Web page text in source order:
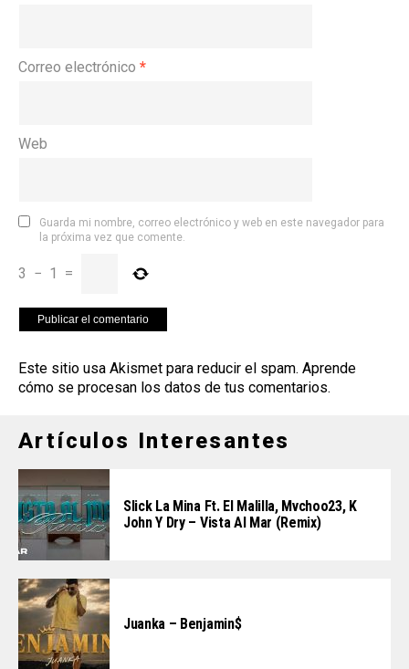
Correo electrónico *
Web
Guarda mi nombre, correo electrónico y web en este navegador para
la próxima vez que comente.
3 − 1 =
Este sitio usa Akismet para reducir el spam. Aprende
cómo se procesan los datos de tus comentarios.
Artículos Interesantes
Slick La Mina Ft. El Malilla, Mvchoo23, K
John Y Dry – Vista Al Mar (Remix)
Juanka – Benjamin$